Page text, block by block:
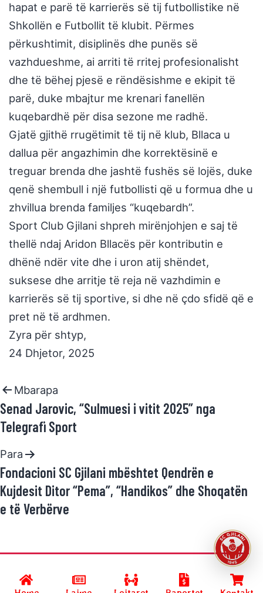
hapat e parë të karrierës së tij futbollistike në
Shkollën e Futbollit të klubit. Përmes
përkushtimit, disiplinës dhe punës së
vazhdueshme, ai arriti të rritej profesionalisht
dhe të bëhej pjesë e rëndësishme e ekipit të
parë, duke mbajtur me krenari fanellën
kuqebardhë për disa sezone me radhë.
Gjatë gjithë rrugëtimit të tij në klub, Bllaca u
dallua për angazhimin dhe korrektësinë e
treguar brenda dhe jashtë fushës së lojës, duke
qenë shembull i një futbollisti që u formua dhe u
zhvillua brenda familjes “kuqebardh”.
Sport Club Gjilani shpreh mirënjohjen e saj të
thellë ndaj Aridon Bllacës për kontributin e
dhënë ndër vite dhe i uron atij shëndet,
suksese dhe arritje të reja në vazhdimin e
karrierës së tij sportive, si dhe në çdo sfidë që e
pret në të ardhmen.
Zyra për shtyp,
24 Dhjetor, 2025
Mbarapa
Senad Jarovic, “Sulmuesi i vitit 2025” nga
Telegrafi Sport
Para
Fondacioni SC Gjilani mbështet Qendrën e
Kujdesit Ditor “Pema”, “Handikos” dhe Shoqatën
e të Verbërve
Developed by SC GJILANI and powered by R.Halimi.